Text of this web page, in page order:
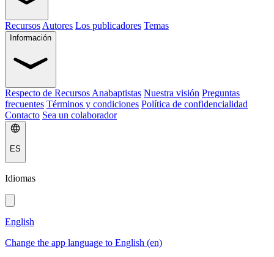
Recursos Autores Los publicadores Temas
Información
Respecto de Recursos Anabaptistas Nuestra visión Preguntas
frecuentes Términos y condiciones Política de confidencialidad
Contacto Sea un colaborador
ES
Idiomas
English
Change the app language to English (en)